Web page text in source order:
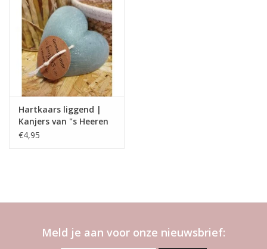
Hartkaars liggend |
Kanjers van "s Heeren
Loo
€4,95
Meld je aan voor onze nieuwsbrief: